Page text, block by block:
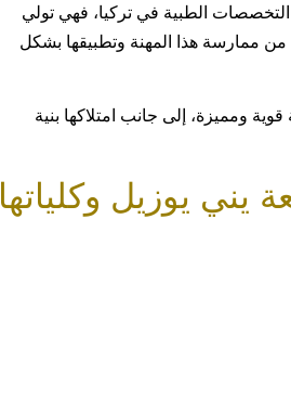
التخصصات الطبية في تركيا، فهي تولي
من ممارسة هذا المهنة وتطبيقها بشكل
ومميزة، إلى جانب امتلاكها بنية
يني يوزيل وكلياتها